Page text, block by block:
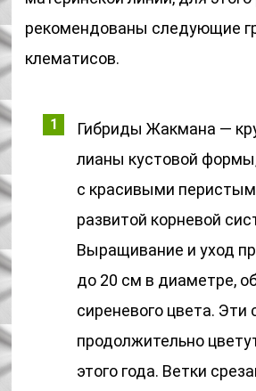
рекомендованы следующие
клематисов.
Гибриды Жакмана —
лианы кустовой
с красивыми
развитой корневой
Выращивание и уход
до 20 см в диаметре,
сиреневого цвета. Эти
продолжительно
этого года. Ветки